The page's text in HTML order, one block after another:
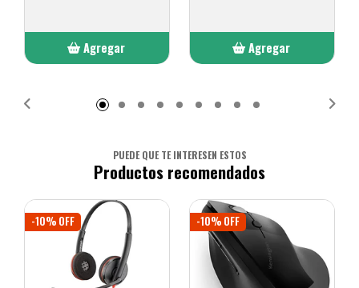
Agregar
Agregar
PUEDE QUE TE INTERESEN ESTOS
Productos recomendados
-10% OFF -10% OFF